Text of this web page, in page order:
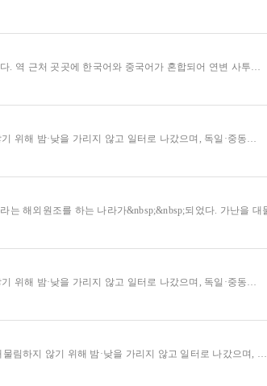
. 역 근처 곳곳에 한국어와 중국어가 혼합되어 연변 사투…
위해 밤·낮을 가리지 않고 일터로 나갔으며, 독일·중동…
는 해외원조를 하는 나라가&nbsp;&nbsp;되었다. 가난을
위해 밤·낮을 가리지 않고 일터로 나갔으며, 독일·중동…
림하지 않기 위해 밤·낮을 가리지 않고 일터로 나갔으며, …